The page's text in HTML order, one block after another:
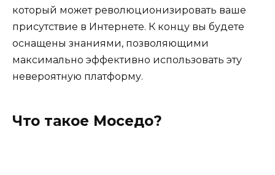
который может революционизировать ваше
присутствие в Интернете. К концу вы будете
оснащены знаниями, позволяющими
максимально эффективно использовать эту
невероятную платформу.
Что такое Моседо?